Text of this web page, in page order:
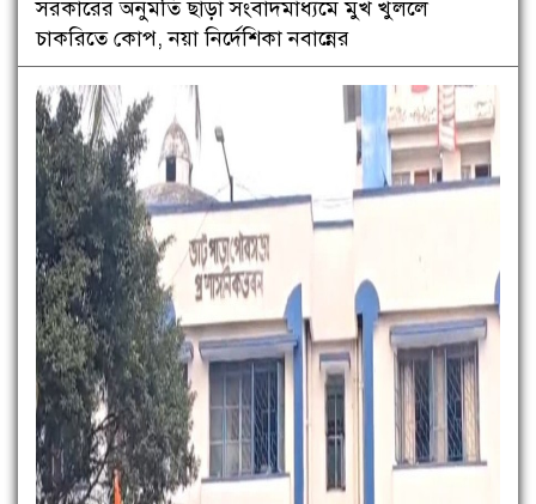
সরকারের অনুমতি ছাড়া সংবাদমাধ্যমে মুখ খুললে
চাকরিতে কোপ, নয়া নির্দেশিকা নবান্নের